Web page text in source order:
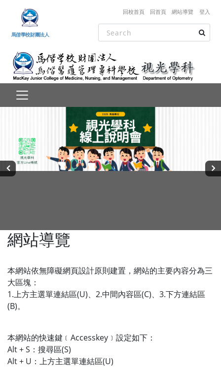
跳到主要內容
馬偕學校財團法人
回校首頁 回首頁 網站導覽 登入
‹ ›
網站導覽
本網站依無障礙網頁設計原則建置，網站的主要內容分為三
大區塊：
1.上方主選單連結區(U)、2.中間內容區(C)、3.下方連結區
(B)。
本網站的快速鍵﹝Accesskey﹞設定如下：
Alt + S：搜尋區(S)
Alt + U：上方主選單連結區(U)